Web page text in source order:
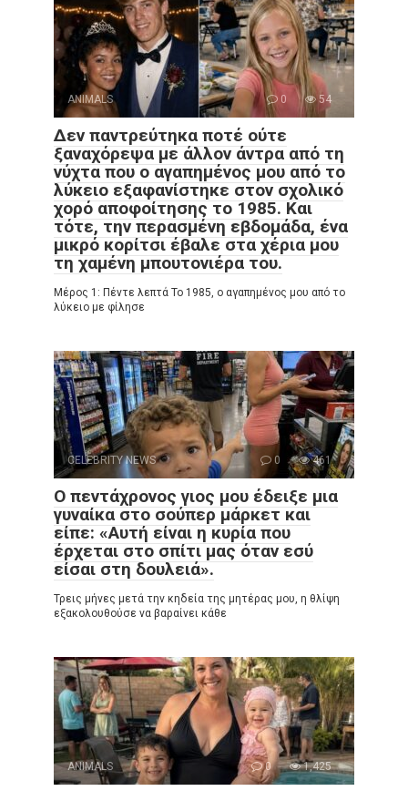
ANIMALS 0 54
Δεν παντρεύτηκα ποτέ ούτε
ξαναχόρεψα με άλλον άντρα από τη
νύχτα που ο αγαπημένος μου από το
λύκειο εξαφανίστηκε στον σχολικό
χορό αποφοίτησης το 1985. Και
τότε, την περασμένη εβδομάδα, ένα
μικρό κορίτσι έβαλε στα χέρια μου
τη χαμένη μπουτονιέρα του.
Μέρος 1: Πέντε λεπτά Το 1985, ο αγαπημένος μου από το
λύκειο με φίλησε
CELEBRITY NEWS 0 461
Ο πεντάχρονος γιος μου έδειξε μια
γυναίκα στο σούπερ μάρκετ και
είπε: «Αυτή είναι η κυρία που
έρχεται στο σπίτι μας όταν εσύ
είσαι στη δουλειά».
Τρεις μήνες μετά την κηδεία της μητέρας μου, η θλίψη
εξακολουθούσε να βαραίνει κάθε
ANIMALS 0 1,425